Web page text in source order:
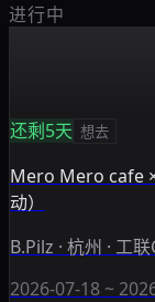
进行中
还剩5天 想去
Mero Mero cafe
动）
B.Pilz · 杭州 · 工联
2026-07-18 ~